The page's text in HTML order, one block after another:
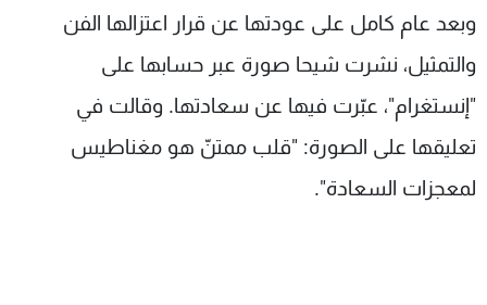
وبعد عام كامل على عودتها عن قرار اعتزالها الفن
والتمثيل، نشرت شيحا صورة عبر حسابها على
"إنستغرام"، عبّرت فيها عن سعادتها. وقالت في
تعليقها على الصورة: "قلب ممتنّ هو مغناطيس
لمعجزات السعادة".